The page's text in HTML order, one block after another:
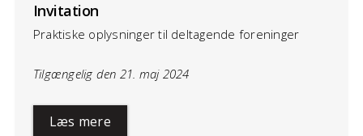
Invitation
Praktiske oplysninger til deltagende foreninger
Tilgængelig den 21. maj 2024
Læs mere